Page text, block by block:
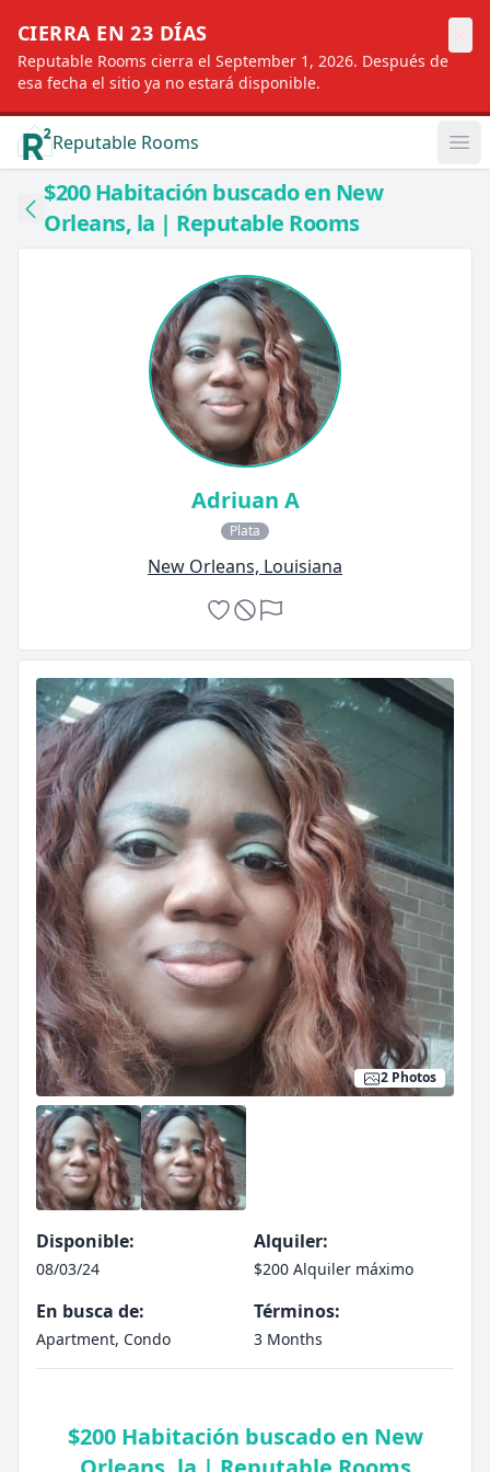
CIERRA EN 23 DÍAS
Reputable Rooms cierra el September 1, 2026. Después de
esa fecha el sitio ya no estará disponible.
Reputable Rooms
$200 Habitación buscado en New
Orleans, la | Reputable Rooms
Adriuan A
Plata
New Orleans, Louisiana
2 Photos
Disponible:
08/03/24
Alquiler:
$200 Alquiler máximo
En busca de:
Apartment, Condo
Términos:
3 Months
$200 Habitación buscado en New